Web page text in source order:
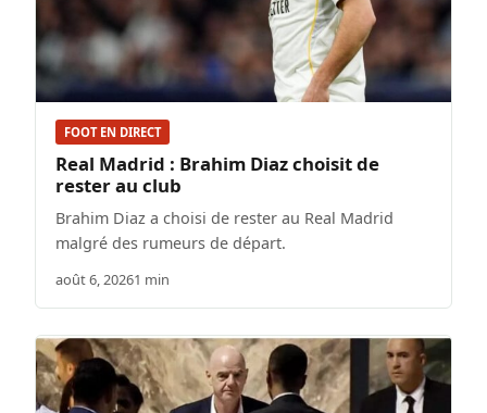
FOOT EN DIRECT
Real Madrid : Brahim Diaz choisit de
rester au club
Brahim Diaz a choisi de rester au Real Madrid
malgré des rumeurs de départ.
août 6, 20261 min